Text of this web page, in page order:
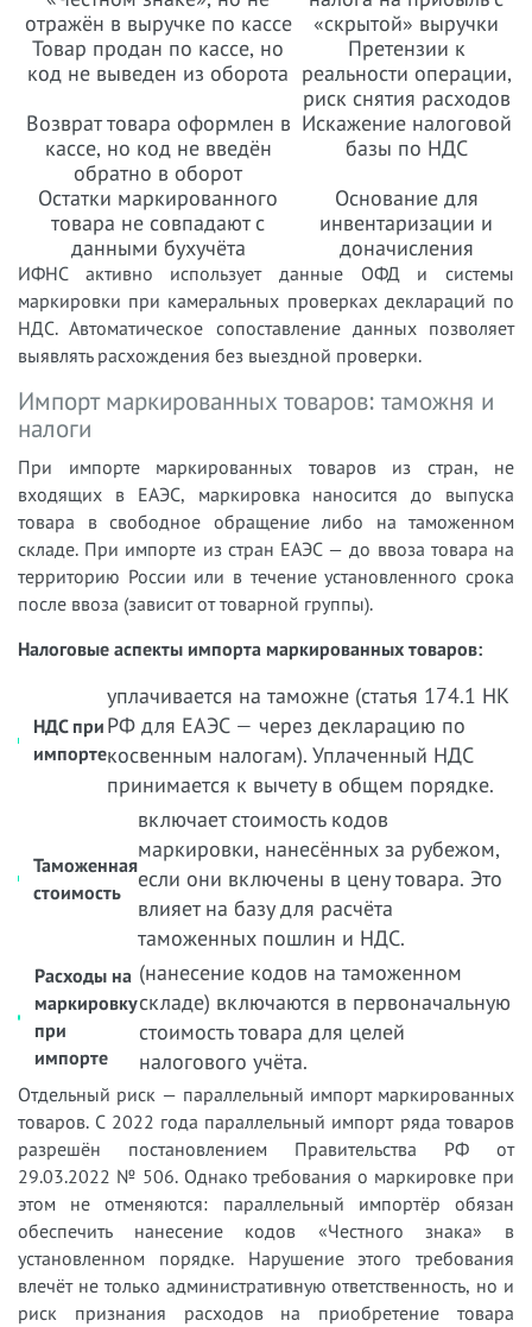
отражён в выручке по кассе
«скрытой» выручки
Товар продан по кассе, но
код не выведен из оборота
Претензии к
реальности операции,
риск снятия расходов
Возврат товара оформлен в
кассе, но код не введён
обратно в оборот
Искажение налоговой
базы по НДС
Остатки маркированного
товара не совпадают с
данными бухучёта
Основание для
инвентаризации и
доначисления
ИФНС активно использует данные ОФД и системы
маркировки при камеральных проверках деклараций по
НДС. Автоматическое сопоставление данных позволяет
выявлять расхождения без выездной проверки.
Импорт маркированных товаров: таможня и
налоги
При импорте маркированных товаров из стран, не
входящих в ЕАЭС, маркировка наносится до выпуска
товара в свободное обращение либо на таможенном
складе. При импорте из стран ЕАЭС — до ввоза товара на
территорию России или в течение установленного срока
после ввоза (зависит от товарной группы).
Налоговые аспекты импорта маркированных товаров:
НДС при
импорте
уплачивается на таможне (статья 174.1 НК
РФ для ЕАЭС — через декларацию по
косвенным налогам). Уплаченный НДС
принимается к вычету в общем порядке.
Таможенная
стоимость
включает стоимость кодов
маркировки, нанесённых за рубежом,
если они включены в цену товара. Это
влияет на базу для расчёта
таможенных пошлин и НДС.
Расходы на
маркировку
при
импорте
(нанесение кодов на таможенном
складе) включаются в первоначальную
стоимость товара для целей
налогового учёта.
Отдельный риск — параллельный импорт маркированных
товаров. С 2022 года параллельный импорт ряда товаров
разрешён постановлением Правительства РФ от
29.03.2022 № 506. Однако требования о маркировке при
этом не отменяются: параллельный импортёр обязан
обеспечить нанесение кодов «Честного знака» в
установленном порядке. Нарушение этого требования
влечёт не только административную ответственность, но и
риск признания расходов на приобретение товара